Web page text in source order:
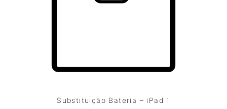
Substituição Bateria – iPad 1